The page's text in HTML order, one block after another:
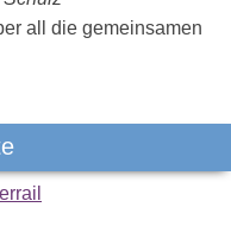
all die gemeinsamen